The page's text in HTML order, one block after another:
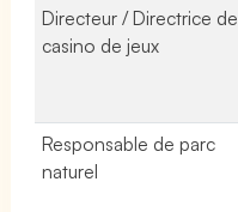
Directeur / Directrice de
casino de jeux
Responsable de parc
naturel